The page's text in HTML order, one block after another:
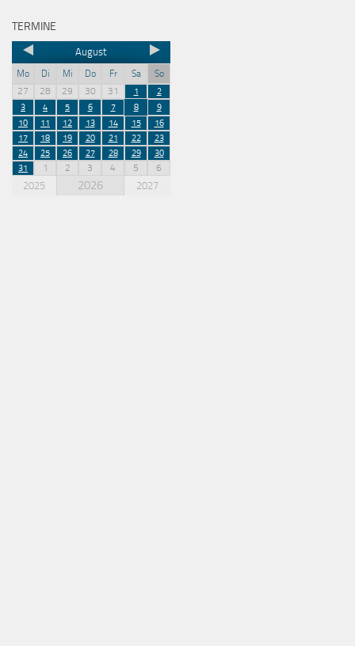
TERMINE
August
Mo Di Mi Do Fr Sa
So
27
28 29 30 31 1
2
3
4 5 6 7 8
9
10
11 12 13 14 15
16
17
18 19 20 21 22
23
24
25 26 27 28 29
30
31
1 2 3 4 5 6
2025 2026 2027